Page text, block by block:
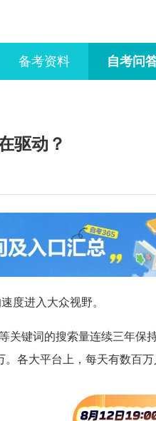
备考资料 自考问
驱动？
度进入大众视野。
关键词的搜索量连续三年保
。各大平台上，每天有数百